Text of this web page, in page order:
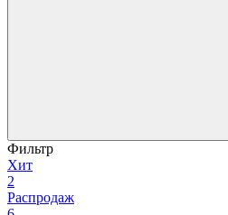
Фильтр
Хит
2
Распродаж